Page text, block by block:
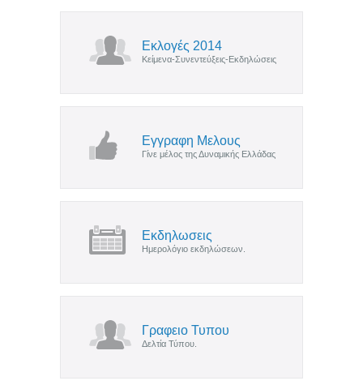
Εκλογές 2014
Κείμενα-Συνεντεύξεις-Εκδηλώσεις
Εγγραφη Μελους
Γίνε μέλος της Δυναμικής Ελλάδας
Εκδηλωσεις
Ημερολόγιο εκδηλώσεων.
Γραφειο Τυπου
Δελτία Τύπου.